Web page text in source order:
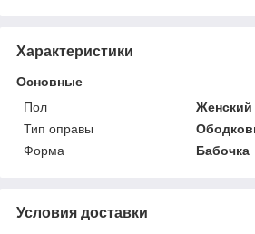
Характеристики
Основные
Пол
Женский
Тип оправы
Форма
Бабочка
Условия доставки